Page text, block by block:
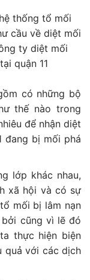
thống tổ mối
cầu về diệt mối
ty diệt mối
quận 11
có những bộ
thế nào trong
để nhận diệt
đang bị mối phá
lớp khác nhau,
xã hội và có sự
mối bị lâm nạn
cũng vì lẽ đó
thực hiện biện
quả với các dịch